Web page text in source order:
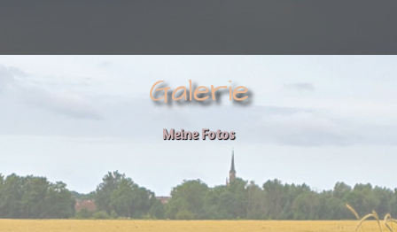
Galerie
Meine Fotos